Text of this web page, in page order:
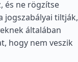
és ne rögzítse
jogszabályai tiltják,
általában
hogy nem veszik